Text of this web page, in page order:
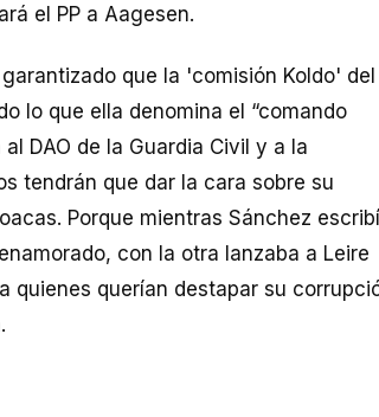
el PP a Aagesen.
que la 'comisión Koldo' del
lo que ella denomina el “comando
DAO de la Guardia Civil y a la
tendrán que dar la cara sobre su
Porque mientras Sánchez
con la otra lanzaba a Leire
quienes querían destapar su